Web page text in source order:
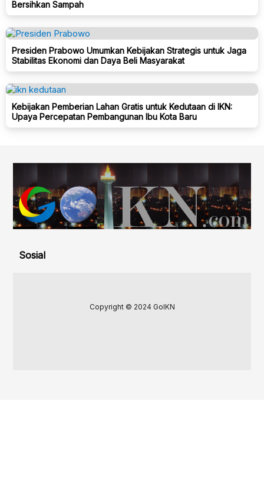
Bersihkan Sampah
Presiden Prabowo Umumkan Kebijakan Strategis untuk Jaga
Stabilitas Ekonomi dan Daya Beli Masyarakat
Kebijakan Pemberian Lahan Gratis untuk Kedutaan di IKN:
Upaya Percepatan Pembangunan Ibu Kota Baru
Sosial
Copyright © 2024 GoIKN